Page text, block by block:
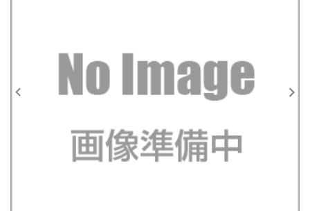
カプセルトイ
レンタル